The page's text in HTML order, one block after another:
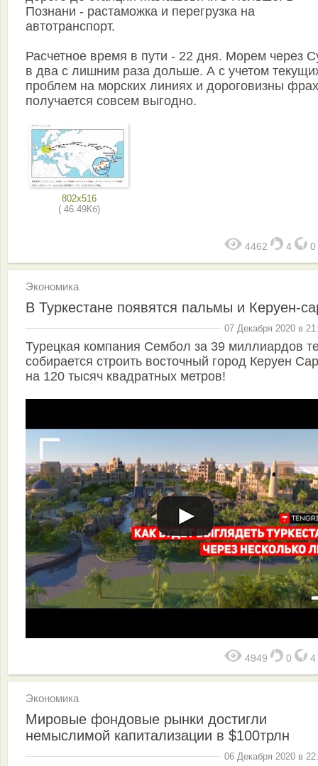
Познани - растаможка и перегрузка на
автотранспорт.
Расчетное время в пути - 22 дня. Морем через
в два с лишним раза дольше. А с учетом
проблем на морских линиях и дороговизны
получается совсем выгодно.
802x516
( 46.49Кб)
4462 4 0
Экономика
В Туркестане появятся пальмы и Керуен-
07 Декабря 2020 в
Турецкая компания Сембол за 39 миллиардов
собирается строить восточный город Керуен
на 120 тысяч квадратных метров!
4949 0 4
Экономика
Мировые фондовые рынки достигли
немыслимой капитализации в $100трлн
06 Декабря 2020 в